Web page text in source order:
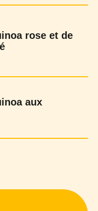
rose et de
aux